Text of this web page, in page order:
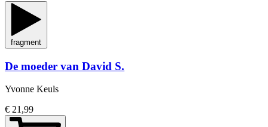
fragment
De moeder van David S.
Yvonne Keuls
€ 21,99